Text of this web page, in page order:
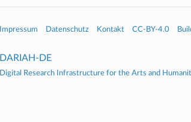
Impressum Datenschutz Kontakt CC-BY-4.0
DARIAH-DE
Digital Research Infrastructure for the Arts and